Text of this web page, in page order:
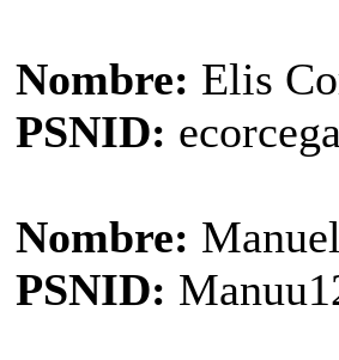
Nombre: Elis
PSNID: ecorcega
Nombre:
PSNID: